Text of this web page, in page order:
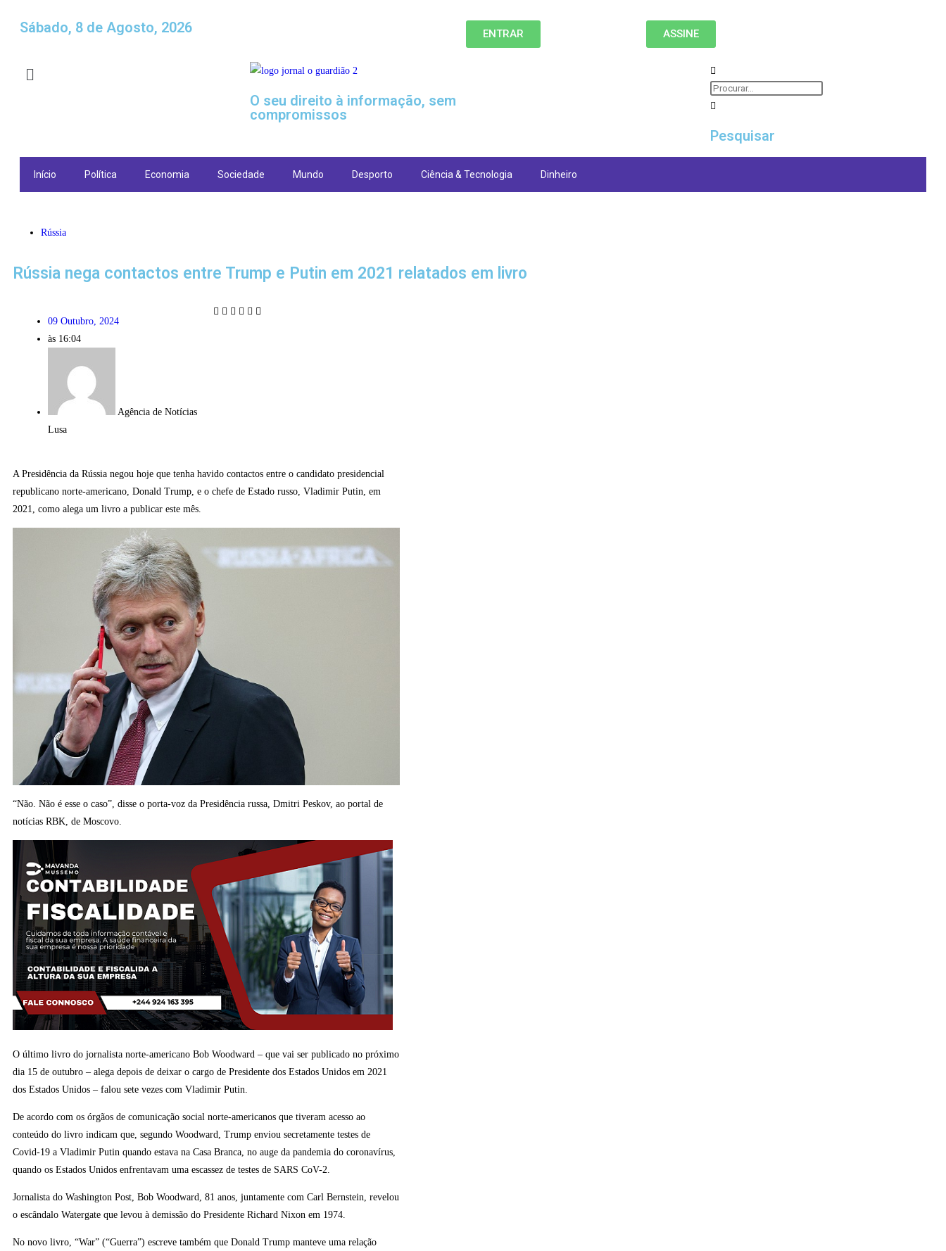
Sábado, 8 de Agosto, 2026 ENTRAR ASSINE
O seu direito à informação, sem
compromissos
Pesquisar
Início Política Economia Sociedade Mundo Desporto Ciência & Tecnologia Dinheiro
Rússia
Rússia nega contactos entre Trump e Putin em 2021 relatados em livro
09 Outubro, 2024
às 16:04
Agência de Notícias
Lusa
A Presidência da Rússia negou hoje que tenha havido contactos entre o candidato presidencial
republicano norte-americano, Donald Trump, e o chefe de Estado russo, Vladimir Putin, em
2021, como alega um livro a publicar este mês.
“Não. Não é esse o caso”, disse o porta-voz da Presidência russa, Dmitri Peskov, ao portal de
notícias RBK, de Moscovo.
O último livro do jornalista norte-americano Bob Woodward – que vai ser publicado no próximo
dia 15 de outubro – alega depois de deixar o cargo de Presidente dos Estados Unidos em 2021
dos Estados Unidos – falou sete vezes com Vladimir Putin.
De acordo com os órgãos de comunicação social norte-americanos que tiveram acesso ao
conteúdo do livro indicam que, segundo Woodward, Trump enviou secretamente testes de
Covid-19 a Vladimir Putin quando estava na Casa Branca, no auge da pandemia do coronavírus,
quando os Estados Unidos enfrentavam uma escassez de testes de SARS CoV-2.
Jornalista do Washington Post, Bob Woodward, 81 anos, juntamente com Carl Bernstein, revelou
o escândalo Watergate que levou à demissão do Presidente Richard Nixon em 1974.
No novo livro, “War” (“Guerra”) escreve também que Donald Trump manteve uma relação